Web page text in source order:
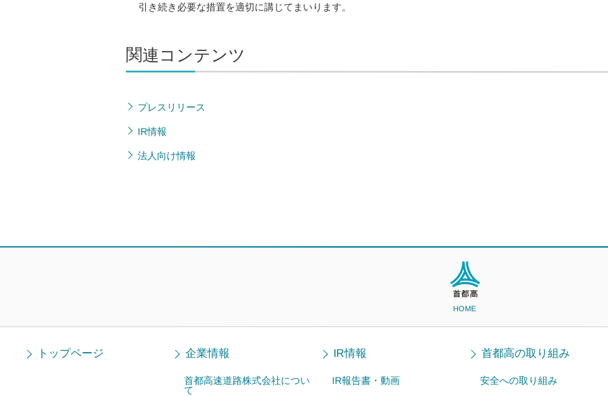
引き続き必要な措置を適切に講じてまいります。
関連コンテンツ
プレスリリース
IR情報
法人向け情報
HOME
トップページ 企業情報
首都高速道路株式会社につい
て
IR情報
IR報告書・動画
首都高の取り組み
安全への取り組み